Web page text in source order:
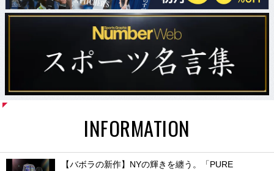
INFORMATION
【バボラの新作】NYの輝きを纏う。「PURE